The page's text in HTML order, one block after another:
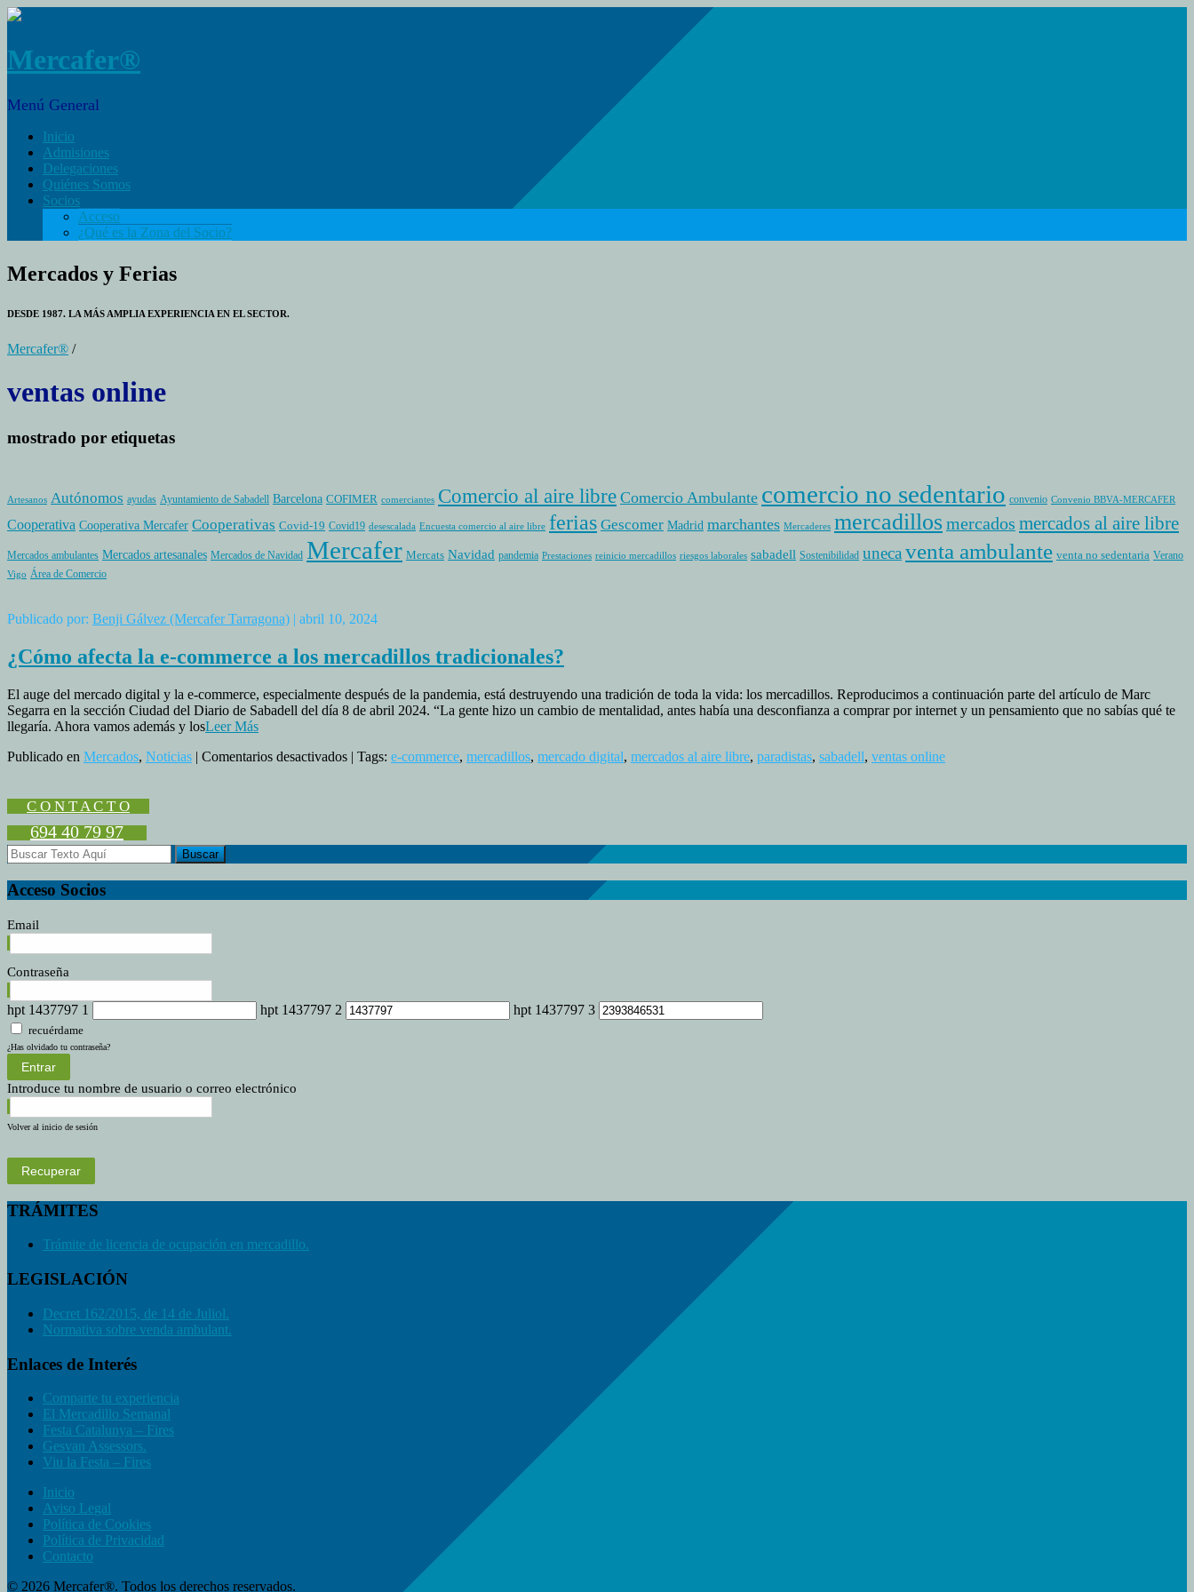
Mercafer®
Menú General
Inicio
Admisiones
Delegaciones
Quiénes Somos
Socios
Acceso
¿Qué es la Zona del Socio?
Mercados y Ferias
DESDE 1987. LA MÁS AMPLIA EXPERIENCIA EN EL SECTOR.
Mercafer® /
ventas online
mostrado por etiquetas
Artesanos Autónomos ayudas Ayuntamiento de Sabadell Barcelona COFIMER comerciantes Comercio al aire libre Comercio Ambulante comercio no sedentario convenio Convenio BBVA-MERCAFER
Cooperativa Cooperativa Mercafer Cooperativas Covid-19 Covid19 desescalada Encuesta comercio al aire libre ferias Gescomer Madrid marchantes Mercaderes mercadillosmercados mercados al aire libre
Mercados ambulantes Mercados artesanales Mercados de Navidad Mercafer Mercats Navidad pandemia Prestaciones reinicio mercadillos riesgos laborales sabadell Sostenibilidad unecaventa ambulante venta no sedentaria Verano
Vigo Área de Comercio
Publicado por: Benji Gálvez (Mercafer Tarragona) | abril 10, 2024
¿Cómo afecta la e-commerce a los mercadillos tradicionales?
El auge del mercado digital y la e-commerce, especialmente después de la pandemia, está destruyendo una tradición de toda la vida: los mercadillos. Reproducimos a continuación parte del artículo de Marc
Segarra en la sección Ciudad del Diario de Sabadell del día 8 de abril 2024. “La gente hizo un cambio de mentalidad, antes había una desconfianza a comprar por internet y un pensamiento que no sabías qué te
llegaría. Ahora vamos además y losLeer Más
Publicado en Mercados, Noticias | Comentarios desactivadosen
los
mercadillos
tradicionales?
| Tags: e-commerce, mercadillos, mercado digital, mercados al aire libre, paradistas, sabadell, ventas online
C O N T A C T O
694 40 79 97
Acceso Socios
Email
Contraseña
hpt 1437797 1 hpt 1437797 2 hpt 1437797 3
recuérdame
¿Has olvidado tu contraseña?
Entrar
Introduce tu nombre de usuario o correo electrónico
Volver al inicio de sesión
Recuperar
TRÁMITES
Trámite de licencia de ocupación en mercadillo.
LEGISLACIÓN
Decret 162/2015, de 14 de Juliol.
Normativa sobre venda ambulant.
Enlaces de Interés
Comparte tu experiencia
El Mercadillo Semanal
Festa Catalunya – Fires
Gesvan Assessors.
Viu la Festa – Fires
Inicio
Aviso Legal
Política de Cookies
Política de Privacidad
Contacto
© 2026 Mercafer®. Todos los derechos reservados.